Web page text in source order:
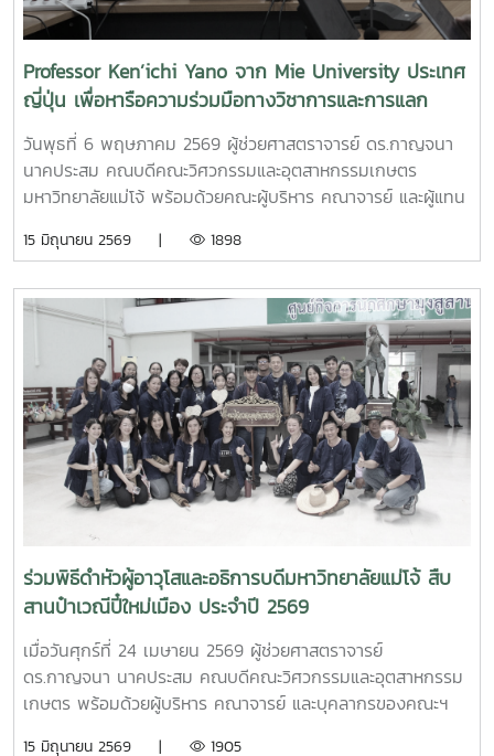
Professor Ken’ichi Yano จาก Mie University ประเทศ
ญี่ปุ่น เพื่อหารือความร่วมมือทางวิชาการและการแลก
เปลี่ยนนักศึกษา
วันพุธที่ 6 พฤษภาคม 2569 ผู้ช่วยศาสตราจารย์ ดร.กาญจนา
นาคประสม คณบดีคณะวิศวกรรมและอุตสาหกรรมเกษตร
มหาวิทยาลัยแม่โจ้ พร้อมด้วยคณะผู้บริหาร คณาจารย์ และผู้แทน
วิทยาศาสตร์การอาหาร หลักสูตรระดับบัณฑิตศึกษา และคณะ
ศาสตราจารย์สาขาวิชาวิศวกรรมเครื่องกล และผู้ช่วยอธิการบดี
ด้านการพัฒนานักวิจัยรุ่นใหม่ จาก Mie University ประเทศ
ญี่ปุ่น ในโอกาสเดินทางมาเยี่ยมชมคณะฯ และหารือแนวทางความ
ร่วมมือทางวิชาการ ณ คณะวิศวกรรมและอุตสาหกรรมเกษตร
มหาวิทยาลัยแม่โจ้ในการนี้ ได้มีการนำเสนอวีดิทัศน์แนะนำ
มหาวิทยาลัยและคณะฯ พร้อมแลกเปลี่ยนแนวทางการสร้างความ
ร่วมมือด้านวิชาการ การวิจัย และการแลกเปลี่ยนนักศึกษาในระดับ
ปริญญาตรีและบัณฑิตศึกษา ระหว่างสองสถาบันProfessor
Ken’ichi Yano ได้นำเสนอผลงานวิจัยในหัวข้อ “Medical,
Welfare, and Care-support Robotics” และ “Automation
Engineering, Welfare Robots and Nursing Care
Systems” ซึ่งเกี่ยวข้องกับเทคโนโลยีหุ่นยนต์เพื่อการแพทย์ การ
ดูแลผู้สูงอายุ และระบบสนับสนุนงานด้านสวัสดิการและการ
พยาบาล รวมถึงการออกแบบและพัฒนาหุ่นยนต์สำหรับภารกิจ
เฉพาะ เช่น การเกษตร การช่วยเหลือผู้ประสบภัยและงานเสี่ยง
อันตรายอื่นๆนอกจากนี้ ผู้แทนจากหลักสูตรวิศวกรรมเกษตร
15 มิถุนายน 2569 | 1898
ร่วมพิธีดำหัวผู้อาวุโสและอธิการบดีมหาวิทยาลัยแม่โจ้ สืบ
สานป๋าเวณีปี๋ใหม่เมือง ประจำปี 2569
เมื่อวันศุกร์ที่ 24 เมษายน 2569 ผู้ช่วยศาสตราจารย์
ดร.กาญจนา นาคประสม คณบดีคณะวิศวกรรมและอุตสาหกรรม
เกษตร พร้อมด้วยผู้บริหาร คณาจารย์ และบุคลากรของคณะฯ
15 มิถุนายน 2569 | 1905